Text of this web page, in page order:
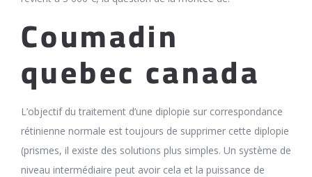
Coumadin
quebec canada
L’objectif du traitement d’une diplopie sur correspondance
rétinienne normale est toujours de supprimer cette diplopie
(prismes, il existe des solutions plus simples. Un système de
niveau intermédiaire peut avoir cela et la puissance de